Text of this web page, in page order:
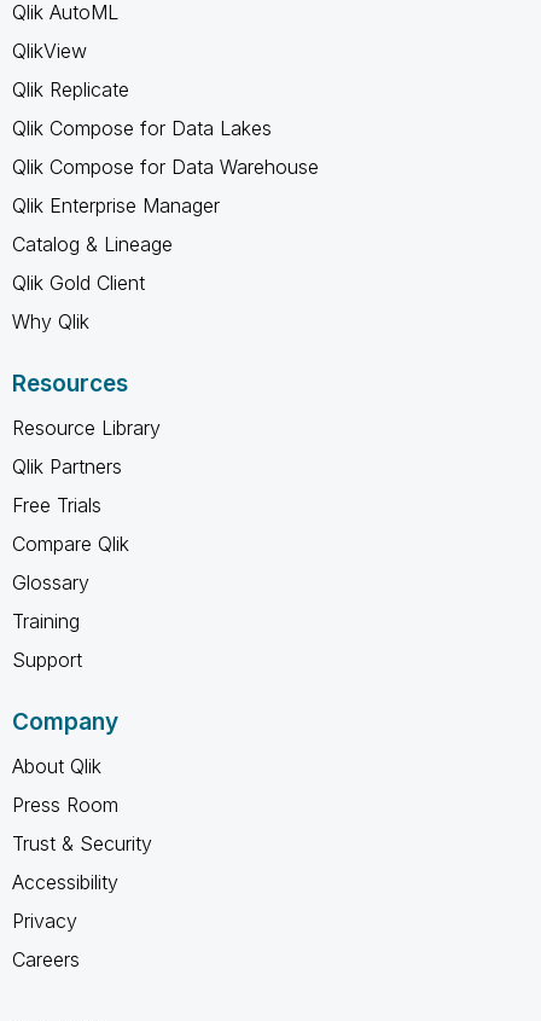
Qlik AutoML
QlikView
Qlik Replicate
Qlik Compose for Data Lakes
Qlik Compose for Data Warehouse
Qlik Enterprise Manager
Catalog & Lineage
Qlik Gold Client
Why Qlik
Resources
Resource Library
Qlik Partners
Free Trials
Compare Qlik
Glossary
Training
Support
Company
About Qlik
Press Room
Trust & Security
Accessibility
Privacy
Careers